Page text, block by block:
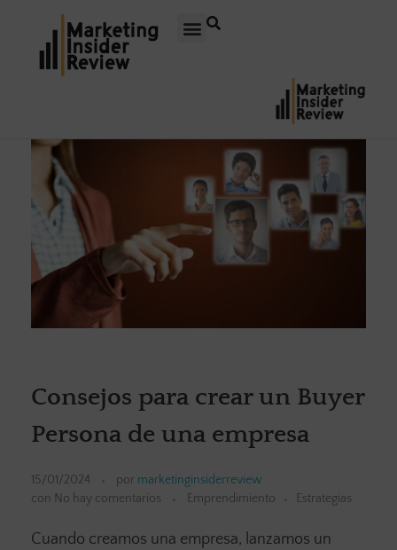
Consejos para crear un Buyer
Persona de una empresa
15/01/2024 por marketinginsiderreview
con No hay comentarios Emprendimiento Estrategias
Cuando creamos una empresa, lanzamos un